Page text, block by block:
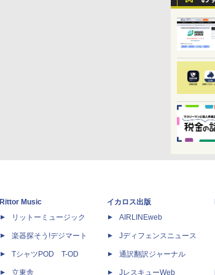
Rittor Music
リットーミュージック
楽器探そう!デジマート
TシャツPOD T-OD
立東舎
イカロス出版
AIRLINEweb
Jディフェンスニュース
通訳翻訳ジャーナル
JレスキューWeb